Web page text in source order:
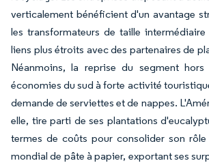
verticalement bénéficient d'un avantage
les transformateurs de taille
liens plus étroits avec des partenaires de
Néanmoins, la reprise du segment
économies du sud à forte activité
demande de serviettes et de nappes.
elle, tire parti de ses plantations
termes de coûts pour consolider son
mondial de pâte à papier, exportant ses